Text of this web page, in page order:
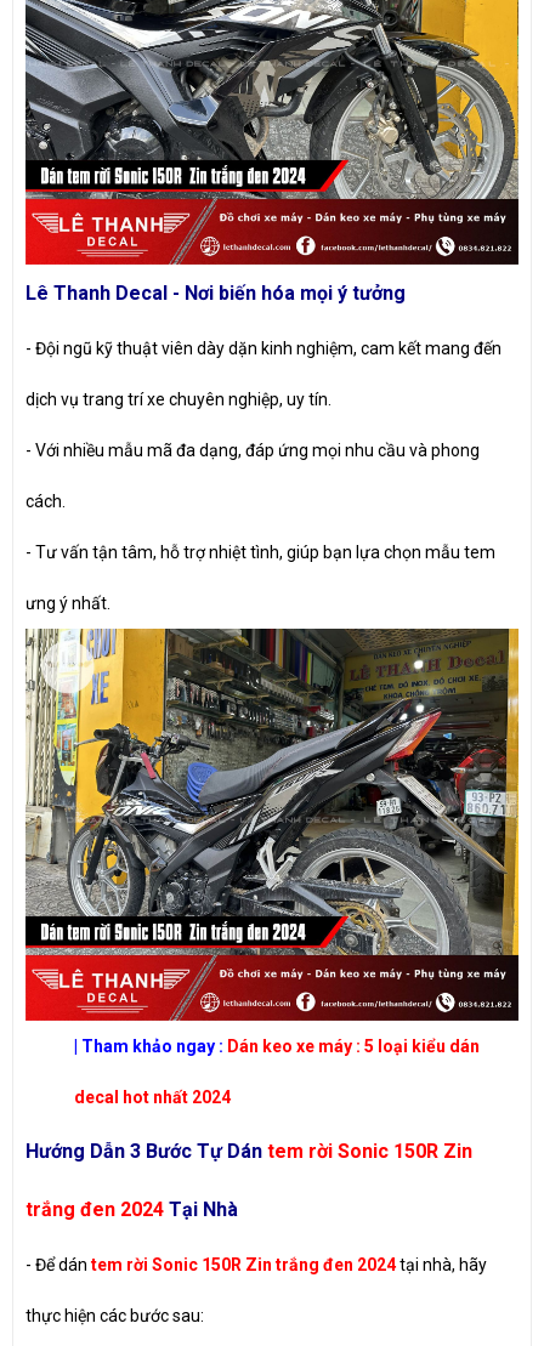
Lê Thanh Decal - Nơi biến hóa mọi ý tưởng
- Đội ngũ kỹ thuật viên dày dặn kinh nghiệm, cam kết mang đến
dịch vụ trang trí xe chuyên nghiệp, uy tín.
- Với nhiều mẫu mã đa dạng, đáp ứng mọi nhu cầu và phong
cách.
- Tư vấn tận tâm, hỗ trợ nhiệt tình, giúp bạn lựa chọn mẫu tem
ưng ý nhất.
| Tham khảo ngay : Dán keo xe máy : 5 loại kiểu dán
decal hot nhất 2024
Hướng Dẫn 3 Bước Tự Dán tem rời Sonic 150R Zin
trắng đen 2024 Tại Nhà
- Để dán tem rời Sonic 150R Zin trắng đen 2024tại nhà, hãy
thực hiện các bước sau: